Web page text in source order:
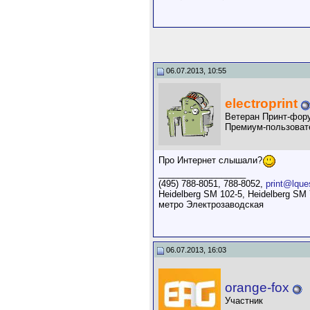
Karlito Дык про
wlkw Дзен и РуТуб.
wlkw Сейчас
greenvis ПФ
KalPak Ок08.12.2023,
06.07.2013, 10:55
electroprint
Ветеран Принт-
Премиум-
Про Интернет слышали?
(495) 788-8051, 788-8052,
Heidelberg SM 102-5, Heidelberg
метро Электрозаводская
06.07.2013, 16:03
orange-fox
Участник